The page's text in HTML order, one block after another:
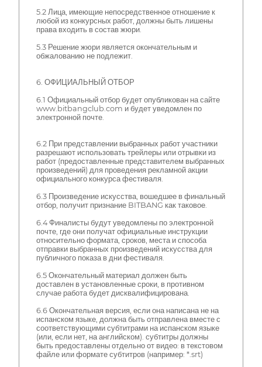
5.2 Лица, имеющие непосредственное отношение к
любой из конкурсных работ, должны быть лишены
права входить в состав жюри.
5.3 Решение жюри является окончательным и
обжалованию не подлежит.
6. ОФИЦИАЛЬНЫЙ ОТБОР
6.1 Официальный отбор будет опубликован на сайте
www.bitbangclub.com и будет уведомлен по
электронной почте.
6.2 При представлении выбранных работ участники
разрешают использовать трейлеры или отрывки из
работ (предоставленные представителем выбранных
произведений) для проведения рекламной акции
официального конкурса фестиваля.
6.3 Произведение искусства, вошедшее в финальный
отбор, получит признание BITBANG как таковое.
6.4 Финалисты будут уведомлены по электронной
почте, где они получат официальные инструкции
относительно формата, сроков, места и способа
отправки выбранных произведений искусства для
публичного показа в дни фестиваля.
6.5 Окончательный материал должен быть
доставлен в установленные сроки, в противном
случае работа будет дисквалифицирована.
6.6 Окончательная версия, если она написана не на
испанском языке, должна быть отправлена вместе с
соответствующими субтитрами на испанском языке
(или, если нет, на английском). субтитры должны
быть предоставлены отдельно от видео: в текстовом
файле или формате субтитров (например: *.srt)